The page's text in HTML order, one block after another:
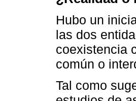
Hubo un
las dos
coexistencia
común o
Tal como